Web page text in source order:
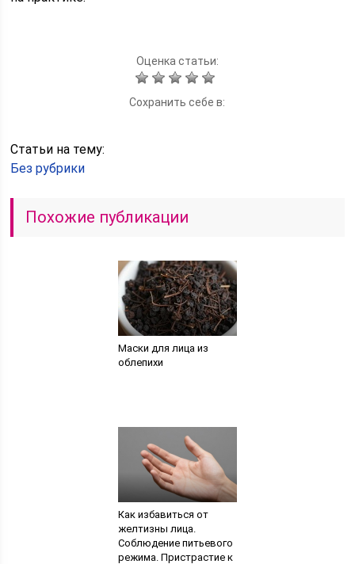
Оценка статьи:
Сохранить себе в:
Статьи на тему:
Без рубрики
Похожие публикации
Маски для лица из
облепихи
Как избавиться от
желтизны лица.
Соблюдение питьевого
режима. Пристрастие к